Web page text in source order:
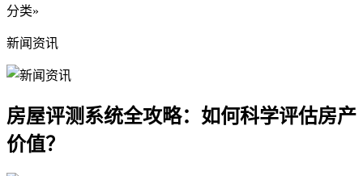
分类»
新闻资讯
房屋评测系统全攻略：如何科学评估房产
价值？